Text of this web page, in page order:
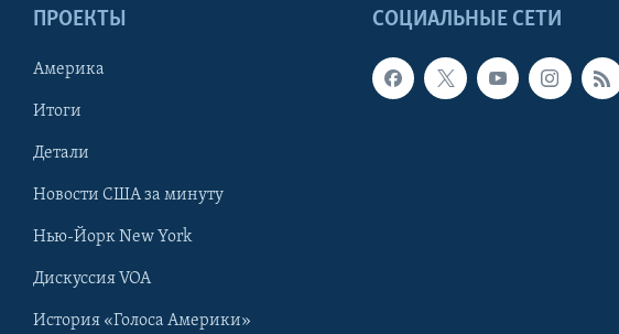
СОЦИАЛЬНЫЕ СЕТИ
ПРОЕКТЫ
Америка
Итоги
Детали
Новости США за минуту
Нью-Йорк New York
Дискуссия VOA
История «Голоса Америки»